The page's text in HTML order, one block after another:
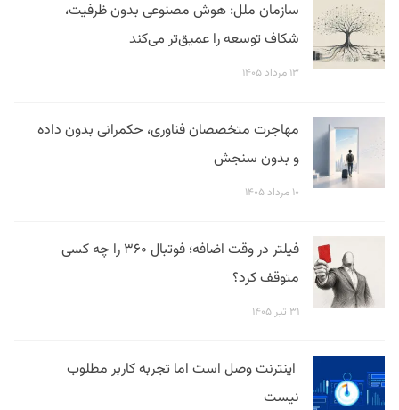
سازمان ملل: هوش مصنوعی بدون ظرفیت،
شکاف توسعه را عمیق‌تر می‌کند
۱۳ مرداد ۱۴۰۵
مهاجرت متخصصان فناوری، حکمرانی بدون داده
و بدون سنجش
۱۰ مرداد ۱۴۰۵
فیلتر در وقت اضافه؛ فوتبال ۳۶۰ را چه کسی
متوقف کرد؟
۳۱ تیر ۱۴۰۵
اینترنت وصل است اما تجربه کاربر مطلوب
نیست